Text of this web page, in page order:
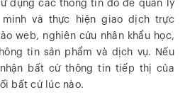
dụng các thông tin đó để quản lý
và thực hiện giao dịch trực
web, nghiên cứu nhân khẩu học,
tin sản phẩm và dịch vụ. Nếu
bất cứ thông tin tiếp thị của
bất cứ lúc nào.